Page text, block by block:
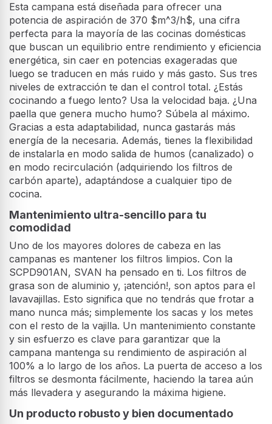
Esta campana está diseñada para ofrecer una
potencia de aspiración de 370 $m^3/h$, una cifra
perfecta para la mayoría de las cocinas domésticas
que buscan un equilibrio entre rendimiento y eficiencia
energética, sin caer en potencias exageradas que
luego se traducen en más ruido y más gasto. Sus tres
niveles de extracción te dan el control total. ¿Estás
cocinando a fuego lento? Usa la velocidad baja. ¿Una
paella que genera mucho humo? Súbela al máximo.
Gracias a esta adaptabilidad, nunca gastarás más
energía de la necesaria. Además, tienes la flexibilidad
de instalarla en modo salida de humos (canalizado) o
en modo recirculación (adquiriendo los filtros de
carbón aparte), adaptándose a cualquier tipo de
cocina.
Mantenimiento ultra-sencillo para tu
comodidad
Uno de los mayores dolores de cabeza en las
campanas es mantener los filtros limpios. Con la
SCPD901AN, SVAN ha pensado en ti. Los filtros de
grasa son de aluminio y, ¡atención!, son aptos para el
lavavajillas. Esto significa que no tendrás que frotar a
mano nunca más; simplemente los sacas y los metes
con el resto de la vajilla. Un mantenimiento constante
y sin esfuerzo es clave para garantizar que la
campana mantenga su rendimiento de aspiración al
100% a lo largo de los años. La puerta de acceso a los
filtros se desmonta fácilmente, haciendo la tarea aún
más llevadera y asegurando la máxima higiene.
Un producto robusto y bien documentado